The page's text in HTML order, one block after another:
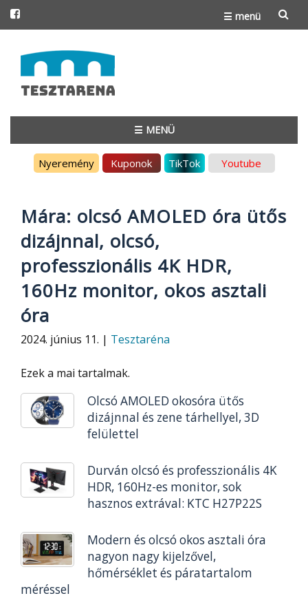
☰ menü
to
content
☰ MENÜ
Nyeremény Kuponok TikTok Youtube
Mára: olcsó AMOLED óra ütős
dizájnnal, olcsó,
professzionális 4K HDR,
160Hz monitor, okos asztali
óra
2024. június 11. | Tesztaréna
Ezek a mai tartalmak.
Olcsó AMOLED okosóra ütős
dizájnnal és zene tárhellyel, 3D
felülettel
Durván olcsó és professzionális 4K
HDR, 160Hz-es monitor, sok
hasznos extrával: KTC H27P22S
Modern és olcsó okos asztali óra
nagyon nagy kijelzővel,
hőmérséklet és páratartalom
méréssel